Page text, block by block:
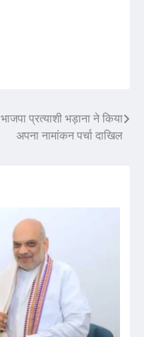
भाजपा प्रत्याशी भड़ाना ने किया
अपना नामांकन पर्चा दाखिल